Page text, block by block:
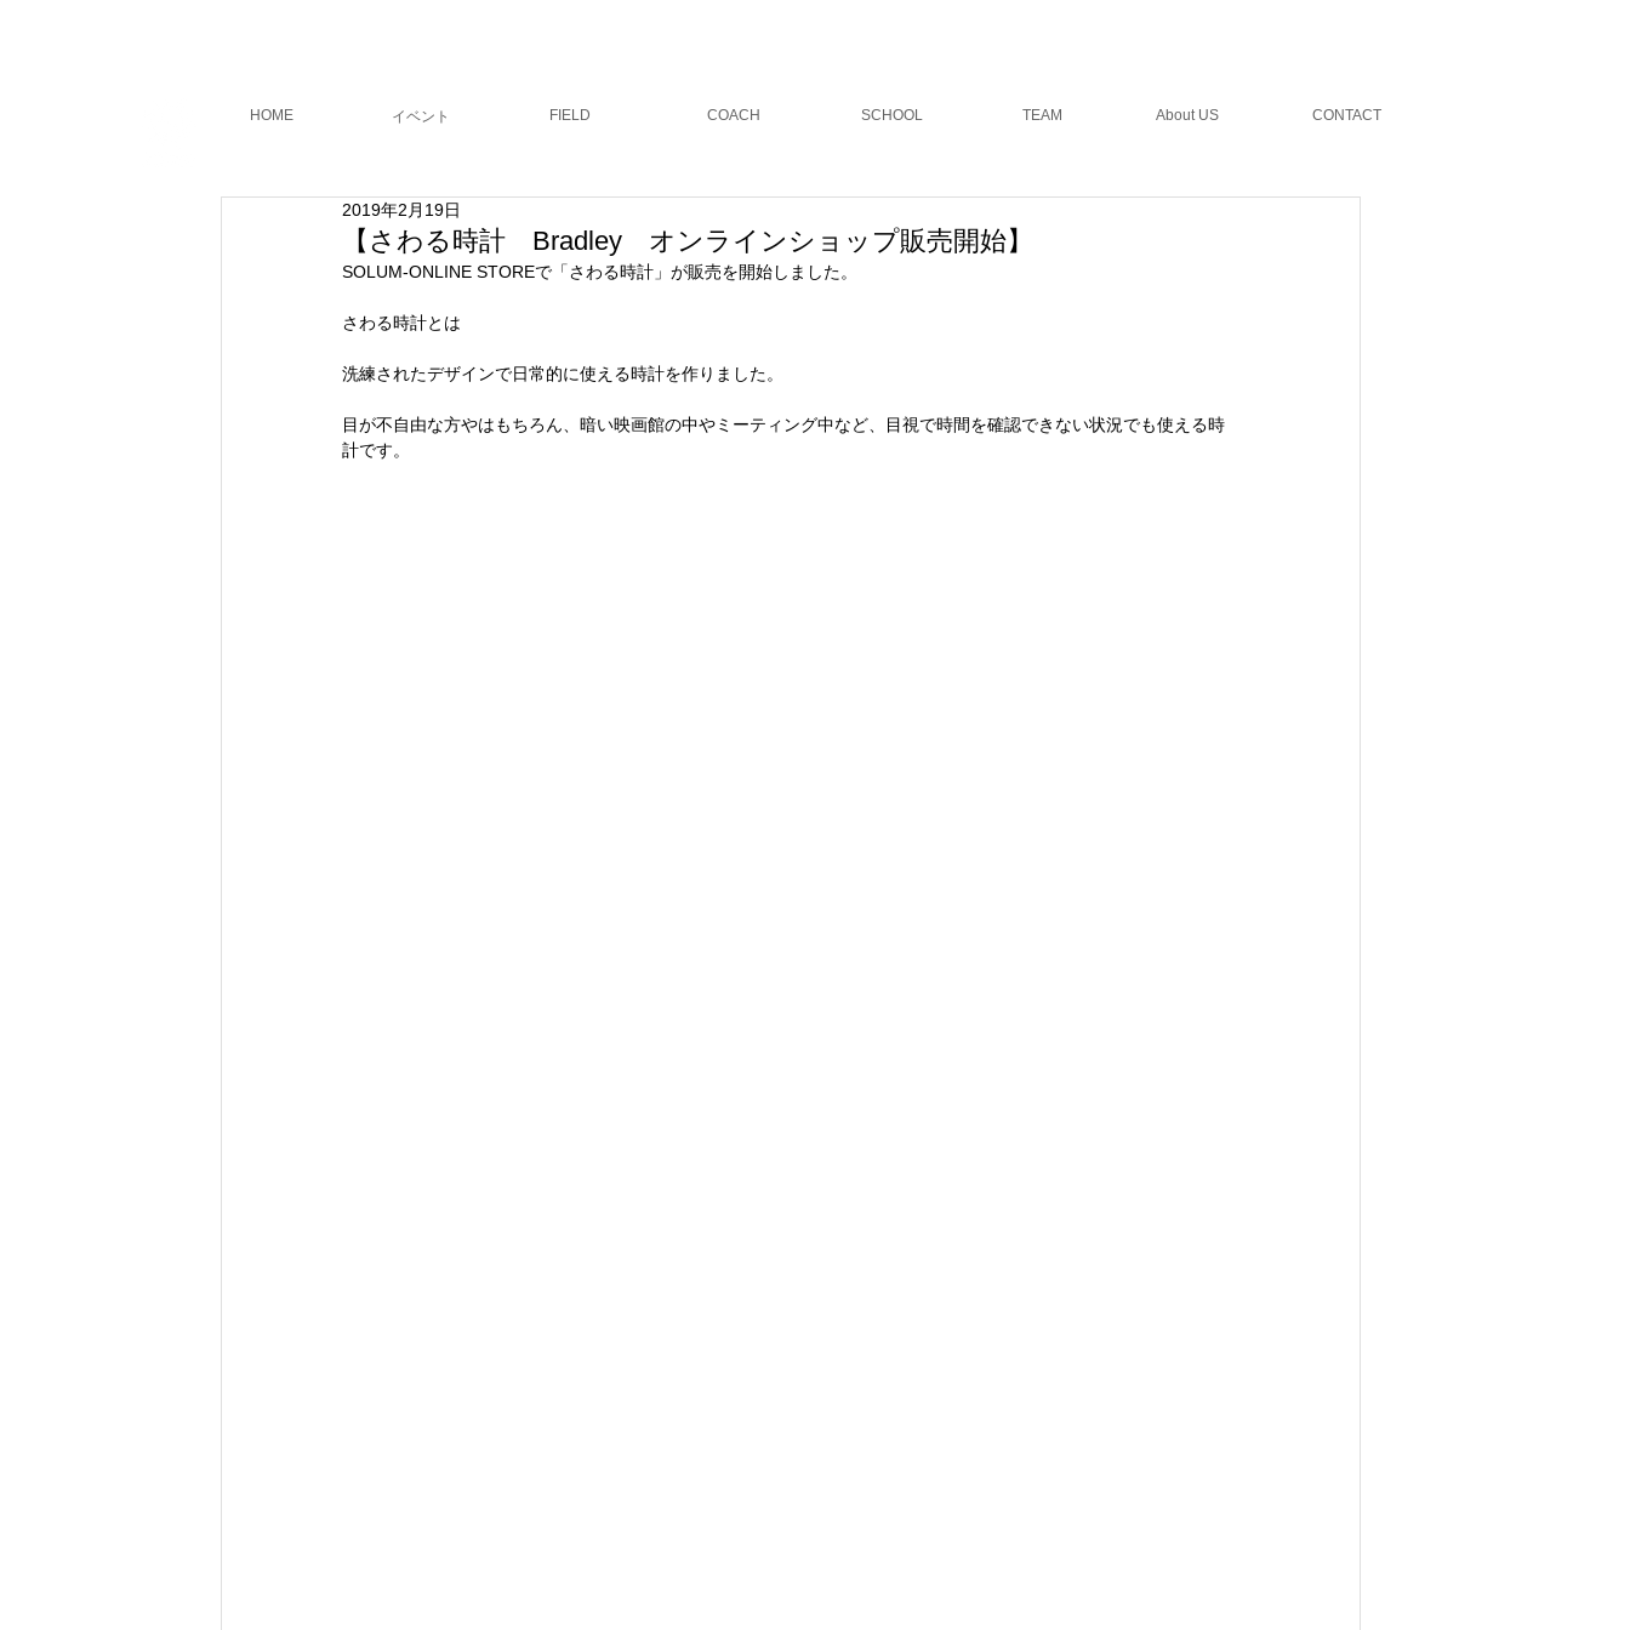
HOME ​イベント FIELD COACH SCHOOL TEAM About US CONTACT
【さわる時計 Bradley オンラインショップ販売開始】
2019年2月19日
SOLUM-ONLINE STOREで「さわる時計」が販売を開始しました。
さわる時計とは
洗練されたデザインで日常的に使える時計を作りました。
目が不自由な方やはもちろん、暗い映画館の中やミーティング中など、目視で時間を確認できない状況でも使える時
計です。